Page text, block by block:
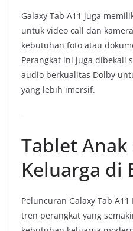
Galaxy Tab A11 juga
untuk video call dan
kebutuhan foto atau
Perangkat ini juga dibekali
audio berkualitas Dolby
yang lebih imersif.
Tablet Anak
Keluarga di
Peluncuran Galaxy Tab
tren perangkat yang